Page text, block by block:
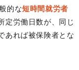
的な短時間就労者
定労働日数が、同じ
あれば被保険者とな